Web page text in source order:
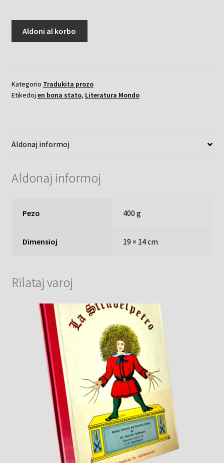
ne
forgesi
kvanto
Aldoni al korbo
Kategorio Tradukita prozo
Etikedoj en bona stato, Literatura Mondo
Aldonaj informoj
Aldonaj informoj
Pezo 400 g
Dimensioj 19 × 14 cm
Rilataj varoj